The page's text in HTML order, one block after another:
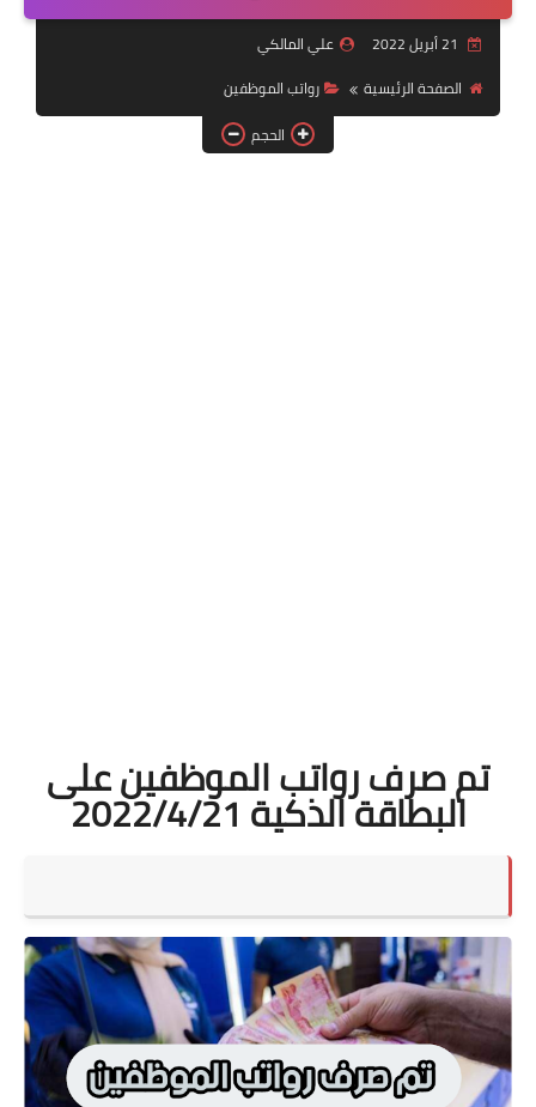
التقنية
وزارة العمل
علي المالكي
الصفحة الرئيسية
رواتب الموظفين
الحجم
تم صرف رواتب الموظفين على
البطاقة الذكية 2022/4/21